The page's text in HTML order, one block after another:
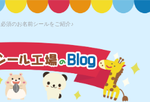
須のお名前シールをご紹介♪